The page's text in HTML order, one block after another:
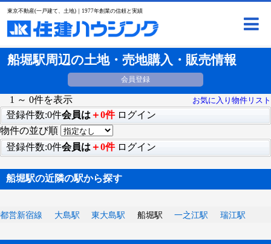
東京不動産(一戸建て、土地)｜1977年創業の信頼と実績
船堀駅周辺の土地・売地購入・販売情報
会員登録
1 ～ 0件を表示 お気に入り物件リスト
登録件数:0件会員は ＋0件 ログイン
物件の並び順
登録件数:0件会員は ＋0件 ログイン
船堀駅の近隣の駅から探す
都営新宿線 大島駅 東大島駅 船堀駅 一之江駅 瑞江駅